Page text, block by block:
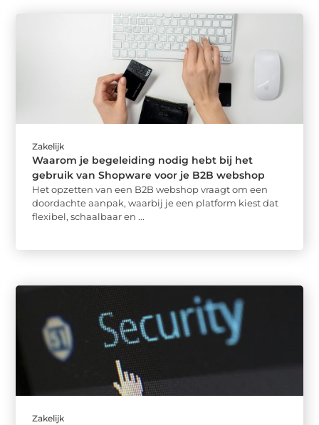
Zakelijk
Waarom je begeleiding nodig hebt bij het
gebruik van Shopware voor je B2B webshop
Het opzetten van een B2B webshop vraagt om een
doordachte aanpak, waarbij je een platform kiest dat
flexibel, schaalbaar en ...
Zakelijk